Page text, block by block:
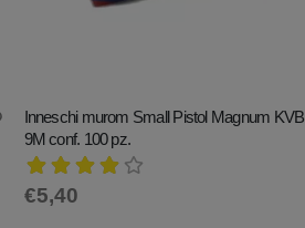
Inneschi murom Small Pistol Magnum KVB
9M conf. 100 pz.
€5,40